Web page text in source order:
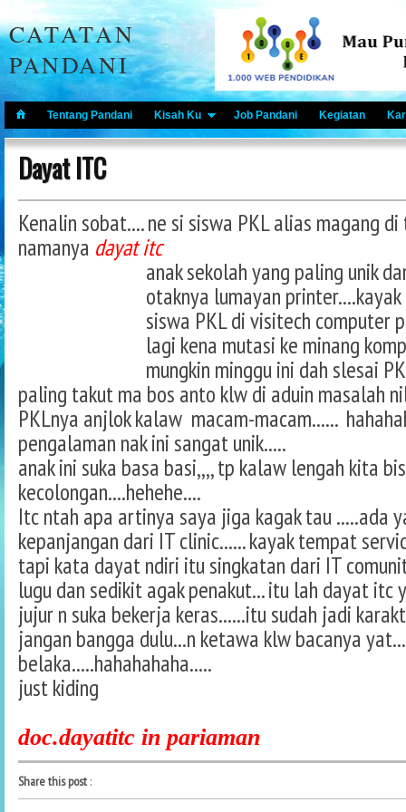
CATATAN
PANDANI
Tentang Pandani Kisah Ku Job Pandani Kegiatan
Dayat ITC
Kenalin sobat.... ne si siswa PKL alias magang
namanya dayat itc
anak sekolah yang paling unik
otaknya lumayan
siswa PKL di visitech computer
lagi kena mutasi ke minang
mungkin minggu ini dah slesai
paling takut ma bos anto klw di aduin masalah
PKLnya anjlok kalaw macam-macam......
pengalaman nak ini sangat unik.....
anak ini suka basa basi,,,, tp kalaw lengah kita
kecolongan....hehehe....
Itc ntah apa artinya saya jiga kagak tau .....ada
kepanjangan dari IT clinic...... kayak tempat
tapi kata dayat ndiri itu singkatan dari IT
lugu dan sedikit agak penakut... itu lah dayat itc
jujur n suka bekerja keras......itu sudah jadi
jangan bangga dulu...n ketawa klw bacanya
belaka.....hahahahaha.....
just kiding
doc.dayatitc in pariaman
Share this post :